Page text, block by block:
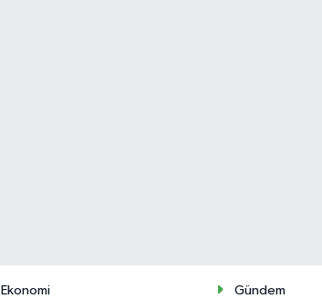
Ekonomi
Gündem